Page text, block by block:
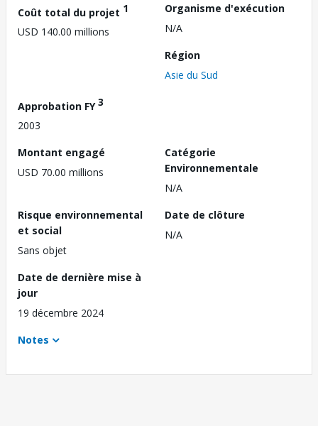
Coût total du projet 1
USD 140.00 millions
Organisme d'exécution
N/A
Région
Asie du Sud
Approbation FY3
2003
Montant engagé
USD 70.00 millions
Catégorie
Environnementale
N/A
Risque environnemental
et social
Sans objet
Date de clôture
N/A
Date de dernière mise à
jour
19 décembre 2024
Notes